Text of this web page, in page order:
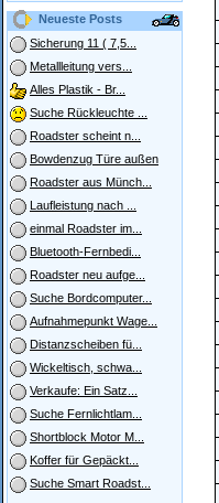
Neueste Posts
Sicherung 11 ( 7,5...
Metallleitung vers...
Alles Plastik - Br...
Suche Rückleuchte ...
Roadster scheint n...
Bowdenzug Türe außen
Roadster aus Münch...
Laufleistung nach ...
einmal Roadster im...
Bluetooth-Fernbedi...
Roadster neu aufge...
Suche Bordcomputer...
Aufnahmepunkt Wage...
Distanzscheiben fü...
Wickeltisch, schwa...
Verkaufe: Ein Satz...
Suche Fernlichtlam...
Shortblock Motor M...
Koffer für Gepäckt...
Suche Smart Roadst...